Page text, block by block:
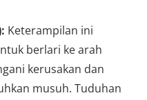
Keterampilan ini
berlari ke arah
kerusakan dan
musuh. Tuduhan